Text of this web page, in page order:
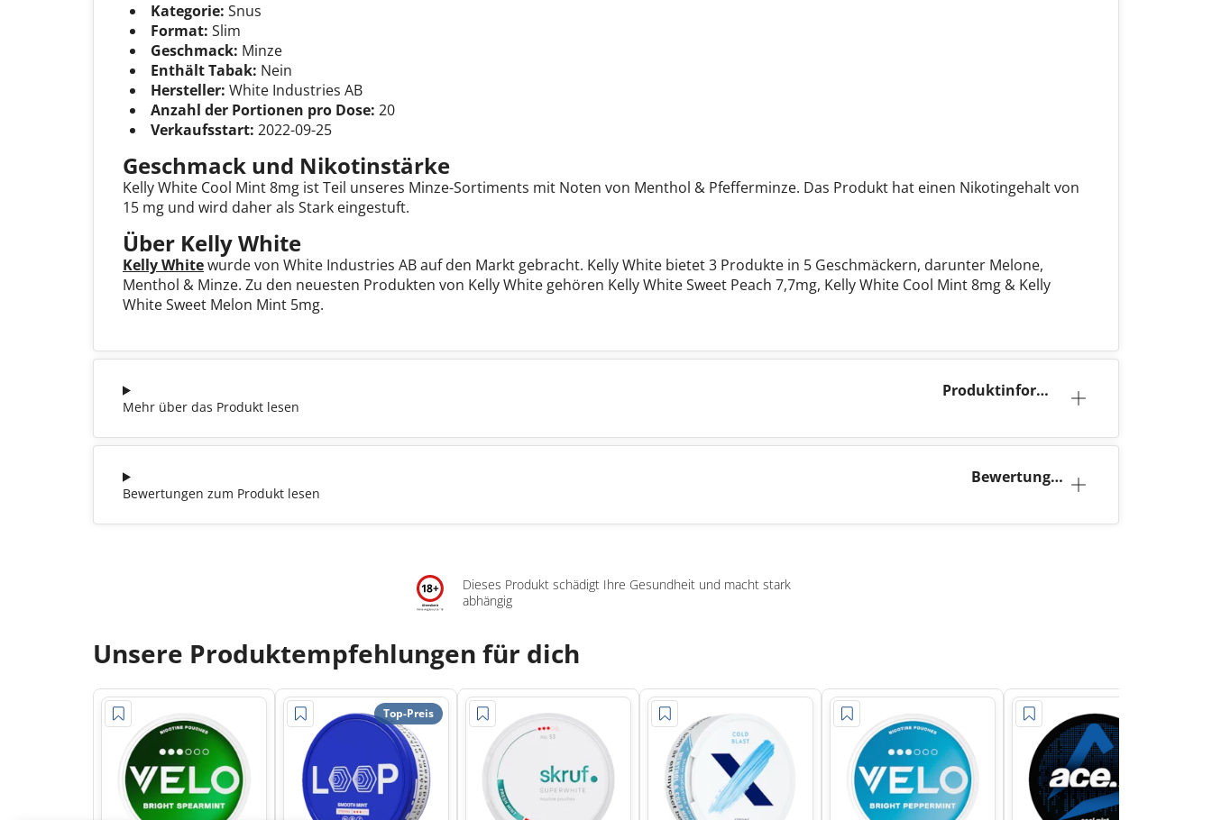
Kategorie: Snus
Format: Slim
Geschmack: Minze
Enthält Tabak: Nein
Hersteller: White Industries AB
Anzahl der Portionen pro Dose: 20
Verkaufsstart: 2022-09-25
Geschmack und Nikotinstärke
Kelly White Cool Mint 8mg ist Teil unseres Minze-Sortiments mit Noten von Menthol & Pfefferminze. Das Produkt hat einen Nikotingehalt von
15 mg und wird daher als Stark eingestuft.
Über Kelly White
Kelly Whitewurde von White Industries AB auf den Markt gebracht. Kelly White bietet 3 Produkte in 5 Geschmäckern, darunter Melone,
Menthol & Minze. Zu den neuesten Produkten von Kelly White gehören Kelly White Sweet Peach 7,7mg, Kelly White Cool Mint 8mg & Kelly
White Sweet Melon Mint 5mg.
Produktinforma
Mehr über das Produkt lesen
Bewertunge
Bewertungen zum Produkt lesen
Dieses Produkt schädigt Ihre Gesundheit und macht stark
abhängig
Unsere Produktempfehlungen für dich
Top-Preis